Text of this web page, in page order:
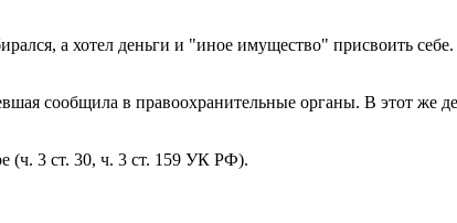
а хотел деньги и "иное имущество" присвоить
сообщила в правоохранительные органы. В этот
(ч. 3 ст. 30, ч. 3 ст. 159 УК РФ).